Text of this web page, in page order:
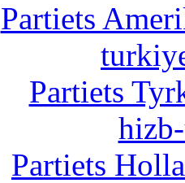
Partiets
Partiets
Partiets